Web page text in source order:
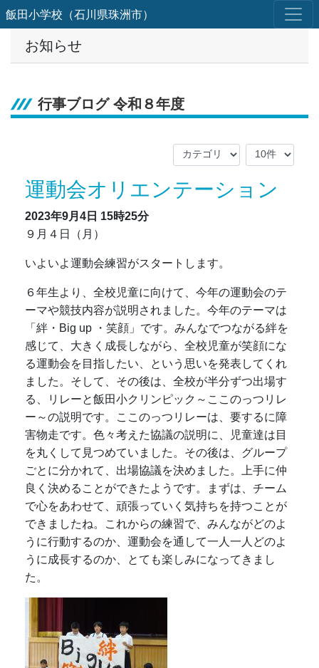
飯田小学校（石川県珠洲市）
お知らせ
行事ブログ 令和８年度
運動会オリエンテーション
2023年9月4日 15時25分
９月４日（月）
いよいよ運動会練習がスタートします。
６年生より、全校児童に向けて、今年の運動会のテ
ーマや競技内容が説明されました。今年のテーマは
「絆・Big up ・笑顔」です。みんなでつながる絆を
感じて、大きく成長しながら、全校児童が笑顔にな
る運動会を目指したい、という思いを発表してくれ
ました。そして、その後は、全校が半分ずつ出場す
る、リレーと飯田小クリンピック～ここのっつリレ
ー～の説明です。ここのっつリレーは、要するに障
害物走です。色々考えた協議の説明に、児童達は目
を丸くして見つめていました。その後は、グループ
ごとに分かれて、出場協議を決めました。上手に仲
良く決めることができたようです。まずは、チーム
で心をあわせて、頑張っていく気持ちを持つことが
できましたね。これからの練習で、みんながどのよ
うに行動するのか、運動会を通して一人一人どのよ
うに成長するのか、とても楽しみになってきまし
た。